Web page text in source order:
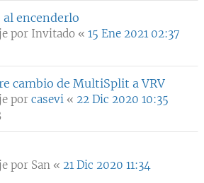
al encenderlo
por Invitado « 15 Ene 2021 02:37
cambio de MultiSplit a VRV
por casevi « 22 Dic 2020 10:35
por San « 21 Dic 2020 11:34